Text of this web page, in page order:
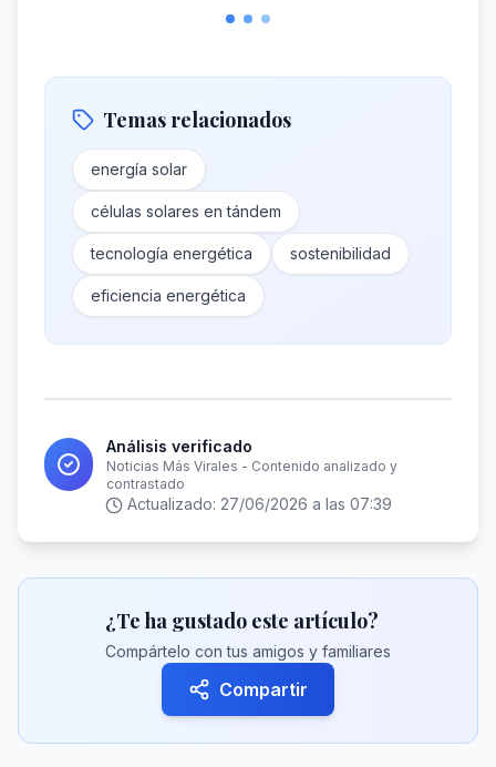
Temas relacionados
energía solar
células solares en tándem
tecnología energética sostenibilidad
eficiencia energética
Análisis verificado
Noticias Más Virales - Contenido analizado y
contrastado
Actualizado: 27/06/2026 a las 07:39
¿Te ha gustado este artículo?
Compártelo con tus amigos y familiares
Compartir